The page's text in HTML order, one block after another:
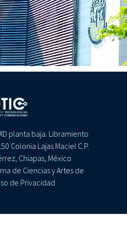
planta baja. Libramiento
Colonia Lajas Maciel C.P.
Chiapas, México
de Ciencias y Artes de
de Privacidad